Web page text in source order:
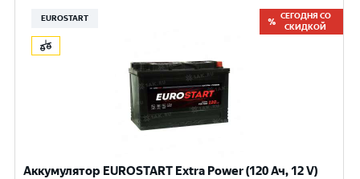
EUROSTART
СЕГОДНЯ СО
СКИДКОЙ
Аккумулятор EUROSTART Extra Power (120 Ач, 12 V)